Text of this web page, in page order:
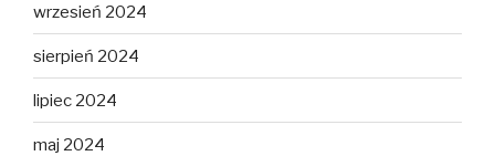
wrzesień 2024
sierpień 2024
lipiec 2024
maj 2024